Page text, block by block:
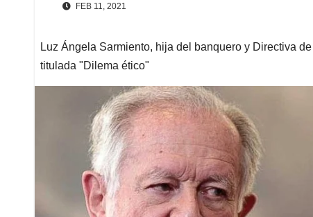
FEB 11, 2021
Luz Ángela Sarmiento, hija del banquero y Directiva
titulada "Dilema ético"